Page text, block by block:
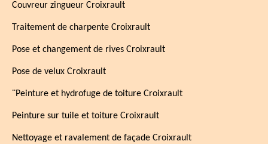
Couvreur zingueur Croixrault
Traitement de charpente Croixrault
Pose et changement de rives Croixrault
Pose de velux Croixrault
¨Peinture et hydrofuge de toiture Croixrault
Peinture sur tuile et toiture Croixrault
Nettoyage et ravalement de façade Croixrault